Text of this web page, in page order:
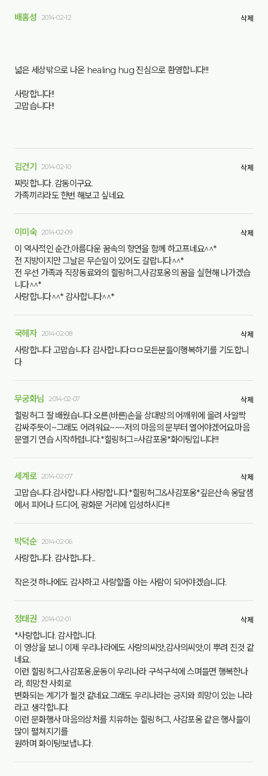
배홍성 2014-02-12 삭제
넓은 세상밖으로 나온 healing hug 진심으로 환영합니다!!!
사랑합니다!!
고맙습니다!!
김건기 2014-02-10 삭제
찌릿합니다. 감동이구요.
가족끼리라도 한번 해보고 싶네요.
이미숙 2014-02-09 삭제
이 역사적인 순간,아름다운 꿈속의 향연을 함께 하고프네요^^*
전 지방이지만 그날은 무슨일이 있어도 갈랍니다^^*
전 우선 가족과 직장동료와의 힐링허그,사감포옹의 꿈을 실현해 나가겠습
니다^^*
사랑합니다^^* 감사합니다^^*
국헤자 2014-02-08 삭제
사랑합니다 고맙습니다 감사합니다ㅁㅁ모든분들이행복하기를 기도합니
다
무궁화님 2014-02-07 삭제
힐링허그 잘 배웠습니다.오른(바른)손을 상대방의 어깨위에 올려 사알짝
감싸주듯이~그래도 어려워요~~~저의 마음의 문부터 열어야겠어요.마음
문열기 연습 시작하렵니다.*힐링허그=사감포옹*화이팅입니다!!!
세계로 2014-02-07 삭제
고맙습니다.감사합니다.사랑합니다.*힐링허그&사감포옹*깊은산속 옹달샘
에서 피어나 드디어, 광화문 거리에 입성하시다!!!
박덕순 2014-02-06
사랑합니다. 감사합니다...
작은것 하나에도 감사하고 사랑할줄 아는 사람이 되어야겠습니다.
정태권 2014-02-01 삭제
*사랑합니다. 감사합니다.
이 영상을 보니 이제 우리나라에도 사랑의씨앗,감사의씨앗,이 뿌려 진것 같
네요.
이런 힐링허그,사감포옹,운동이 우리나라 구석구석에 스며들면 행복한나
라, 희망찬 사회로
변화되는 계기가 될것 같네요.그래도 우리나라는 긍지와 희망이 있는 나라
라고 생각합니다.
이런 문화행사 마음의상처를 치유하는 힐링허그, 사감포옹 같은 행사들이
많이 펼쳐지기를
원하며 화이팅!보냅니다.